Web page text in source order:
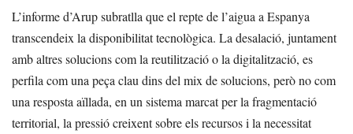
L’informe d’Arup subratlla que el repte de l’aigua a Espanya
transcendeix la disponibilitat tecnològica. La desalació, juntament
amb altres solucions com la reutilització o la digitalització, es
perfila com una peça clau dins del mix de solucions, però no com
una resposta aïllada, en un sistema marcat per la fragmentació
territorial, la pressió creixent sobre els recursos i la necessitat